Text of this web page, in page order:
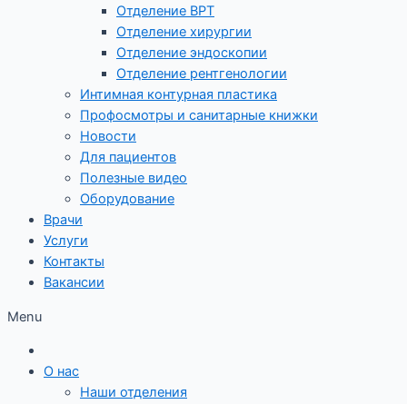
Отделение ВРТ
Отделение хирургии
Отделение эндоскопии
Отделение рентгенологии
Интимная контурная пластика
Профосмотры и санитарные книжки
Новости
Для пациентов
Полезные видео
Оборудование
Врачи
Услуги
Контакты
Вакансии
Menu
О нас
Наши отделения